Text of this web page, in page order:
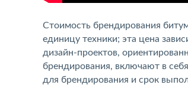
Стоимость брендирования
единицу техники; эта цена
дизайн-проектов,
брендирования, включают в
для брендирования и срок